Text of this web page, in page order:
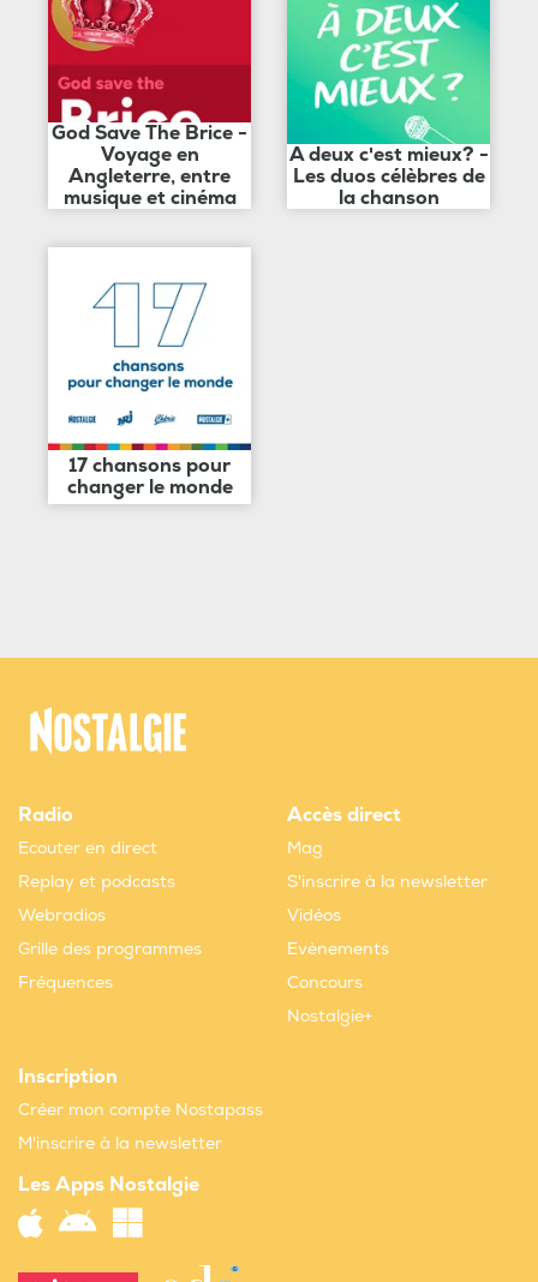
God Save The Brice -
Voyage en
Angleterre, entre
musique et cinéma
A deux c'est mieux? -
Les duos célèbres de
la chanson
17 chansons pour
changer le monde
Radio
Ecouter en direct
Replay et podcasts
Webradios
Grille des programmes
Fréquences
Accès direct
Mag
S'inscrire à la newsletter
Vidéos
Evènements
Concours
Nostalgie+
Inscription
Créer mon compte Nostapass
M'inscrire à la newsletter
Les Apps Nostalgie